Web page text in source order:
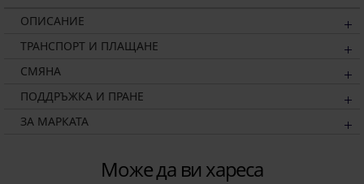
ОПИСАНИЕ
ТРАНСПОРТ И ПЛАЩАНЕ
СМЯНА
ПОДДРЪЖКА И ПРАНЕ
ЗА МАРКАТА
Може да ви хареса